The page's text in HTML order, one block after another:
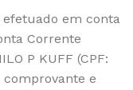
efetuado em conta
Corrente
P KUFF (CPF:
comprovante e